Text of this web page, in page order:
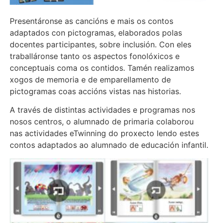
Presentáronse as cancións e mais os contos
adaptados con pictogramas, elaborados polas
docentes participantes, sobre inclusión. Con eles
traballáronse tanto os aspectos fonolóxicos e
conceptuais coma os contidos. Tamén realizamos
xogos de memoria e de emparellamento de
pictogramas coas accións vistas nas historias.
A través de distintas actividades e programas nos
nosos centros, o alumnado de primaria colaborou
nas actividades eTwinning do proxecto lendo estes
contos adaptados ao alumnado de educación infantil.